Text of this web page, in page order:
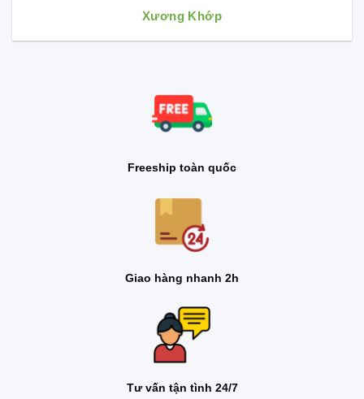
Xương Khớp
Freeship toàn quốc
Giao hàng nhanh 2h
Tư vấn tận tình 24/7